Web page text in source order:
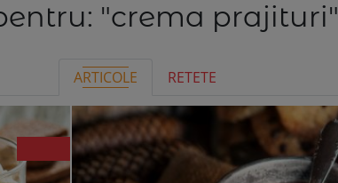
"crema prajituri"
ARTICOLE RETETE